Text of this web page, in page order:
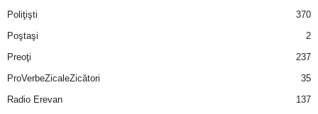
Poliţişti
370
Poştaşi
2
Preoţi
237
ProVerbeZicaleZicători
35
Radio Erevan
137